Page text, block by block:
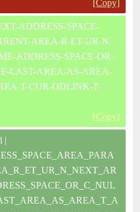
[Copy]
ADDRESS-SPACE-
AREA-R-ET-UR-N-
ADDRESS-SPACE-OR-
LAST-AREA-AS-AREA-
T-CUR-ODLINK-T-
[Copy]
|